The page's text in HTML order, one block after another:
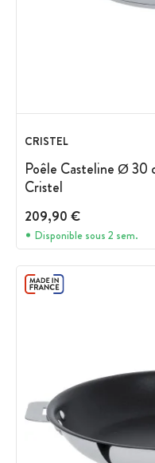
CRISTEL
Poêle Casteline Ø 30
Cristel
209,90 €
Disponible sous 2 sem.